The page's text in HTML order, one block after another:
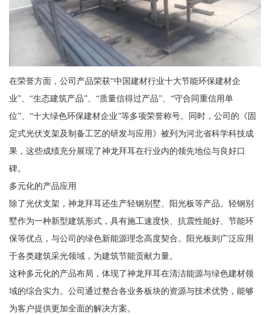
在荣誉方面，公司产品荣获“中国建材行业十大节能环保建材企
业”、“生态建筑产品”、“质量信得过产品”、“守合同重信用单
位”、“十大绿色环保建材企业”等多项荣誉称号。同时，公司的《固
定式光伏支架及制备工艺的研发与应用》被列为河北省科学科技成
果，这些成绩充分展现了神龙拜耳在行业内的领先地位与良好口
碑。
多元化的产品应用
除了光伏支架，神龙拜耳还生产轻钢别墅、阳光板等产品。轻钢别
墅作为一种新型建筑形式，具有施工速度快、抗震性能好、节能环
保等优点，与公司的绿色新能源理念高度契合。阳光板则广泛应用
于各类建筑采光领域，为建筑节能贡献力量。
这种多元化的产品布局，体现了神龙拜耳在清洁能源与绿色建材领
域的综合实力。公司通过整合各业务板块的资源与技术优势，能够
为客户提供更加全面的解决方案。